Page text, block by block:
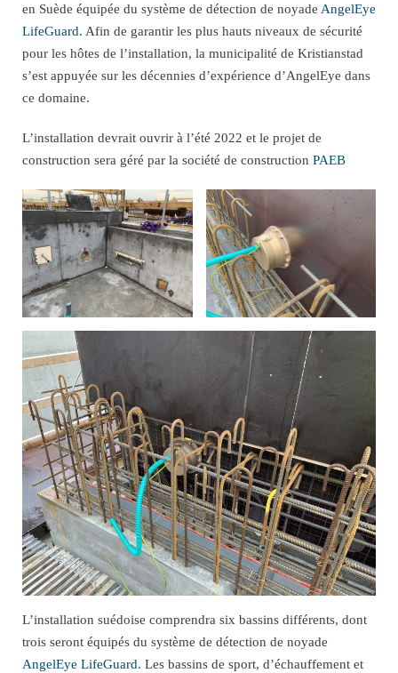
en Suède équipée du système de détection de noyade AngelEye
LifeGuard. Afin de garantir les plus hauts niveaux de sécurité
pour les hôtes de l’installation, la municipalité de Kristianstad
s’est appuyée sur les décennies d’expérience d’AngelEye dans
ce domaine.
L’installation devrait ouvrir à l’été 2022 et le projet de
construction sera géré par la société de construction PAEB
L’installation suédoise comprendra six bassins différents, dont
trois seront équipés du système de détection de noyade
AngelEye LifeGuard. Les bassins de sport, d’échauffement et